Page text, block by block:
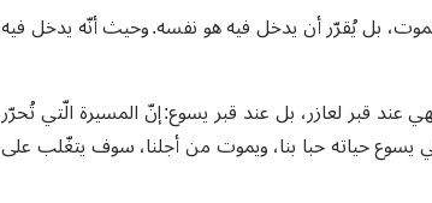
بل يُقرّر أن يدخل فيه هو نفسه. وحيث أنّه يدخل فيه
في الآية ١٦ من حادثة اليوم، لا تنتهي عند قبر لعازر، بل عند قبر يسوع: إنّ المسيرة الّتي تُحرّر
حياته حبا بنا، ويموت من أجلنا، سوف يتغّلب على